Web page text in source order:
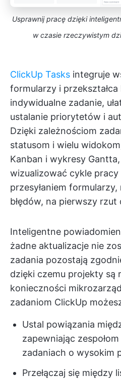
Usprawnij pracę dzięki
w czasie rzeczywistym
ClickUp Tasks integruje
formularzy i przekształca
indywidualne zadanie,
ustalanie priorytetów i
Dzięki zależnościom
statusom i wielu
Kanban i wykresy Gantta,
wizualizować cykle pracy
przesyłaniem
błędów, na pierwszy rzut
Inteligentne
żadne aktualizacje nie
zadania pozostają
dzięki czemu projekty są
konieczności
zadaniom ClickUp
Ustal powiązania
zapewniając
zadaniach o wysokim
Przełączaj się między